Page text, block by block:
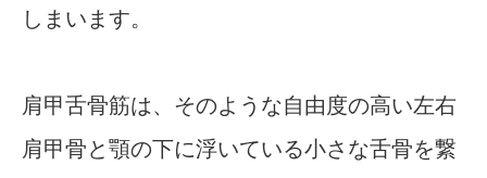
しまいます。
肩甲舌骨筋は、そのような自由度の高い左右
肩甲骨と顎の下に浮いている小さな舌骨を繋